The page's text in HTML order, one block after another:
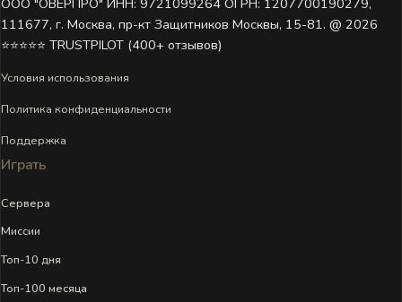
111677, г. Москва, пр-кт Защитников Москвы, 15-81. @ 2026 ㅤ
⭐⭐⭐⭐⭐ TRUSTPILOT (400+ отзывов)
Условия использования
Политика конфиденциальности
Поддержка
Играть
Сервера
Миссии
Топ-10 дня
Топ-100 месяца